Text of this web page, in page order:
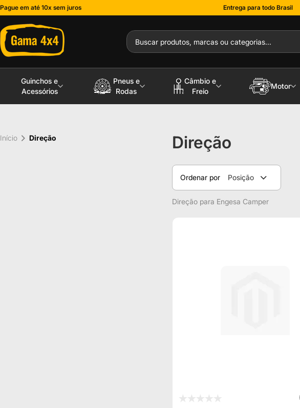
Pague em até 10x sem juros Entrega para todo Brasil
Guinchos e
Acessórios
Pneus e
Rodas
Câmbio e
Freio
Motor
Direção
Ordenar por Posição
Direção para Engesa Camper
Início Direção